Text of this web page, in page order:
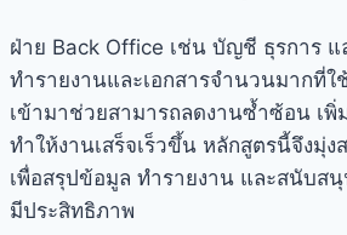
ฝ่าย Back Office เช่น บัญชี ธุรการ
ทำรายงานและเอกสารจำนวนมากที่ใ
เข้ามาช่วยสามารถลดงานซ้ำซ้อน เ
ทำให้งานเสร็จเร็วขึ้น หลักสูตรนี้จึงมุ่ง
เพื่อสรุปข้อมูล ทำรายงาน และสนับสนุ
มีประสิทธิภาพ